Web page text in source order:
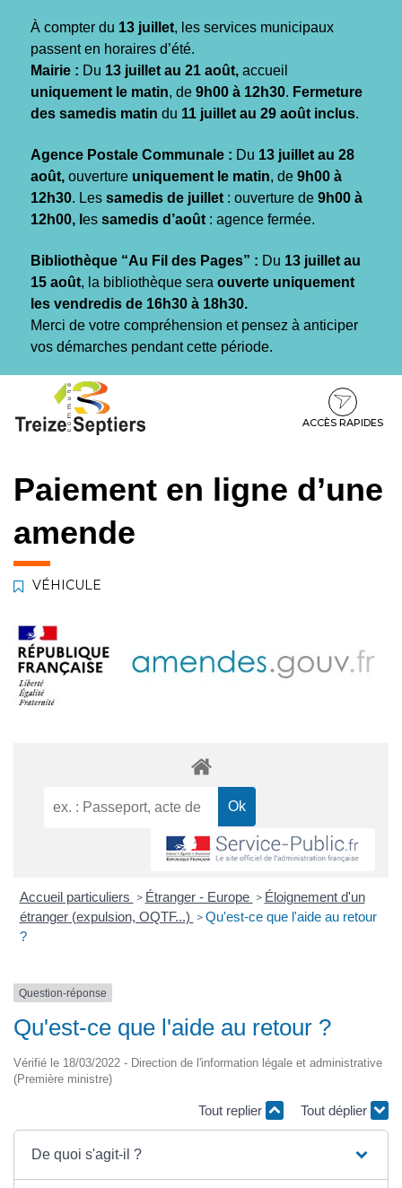
À compter du 13 juillet, les services municipaux
passent en horaires d’été.
Mairie : Du 13 juillet au 21 août, accueil
uniquement le matin, de 9h00 à 12h30. Fermeture
des samedis matin du 11 juillet au 29 août inclus.
Agence Postale Communale : Du 13 juillet au 28
août, ouverture uniquement le matin, de 9h00 à
12h30. Les samedis de juillet : ouverture de 9h00 à
12h00, l es samedis d’août : agence fermée.
Bibliothèque “Au Fil des Pages” : Du 13 juillet au
15 août, la bibliothèque sera ouverte uniquement
les vendredis de 16h30 à 18h30.
Merci de votre compréhension et pensez à anticiper
vos démarches pendant cette période.
contenu
pied
ACCÈS RAPIDES
Paiement en ligne d’une
amende
VÉHICULE
Accueil particuliers > Étranger - Europe > Éloignement d'un
étranger (expulsion, OQTF...) > Qu'est-ce que l'aide au retour
?
Question-réponse
Qu'est-ce que l'aide au retour ?
Vérifié le 18/03/2022 - Direction de l'information légale et administrative
(Première ministre)
Tout replier Tout déplier
De quoi s'agit-il ?